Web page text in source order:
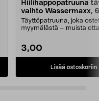
Hiilihappopatruuna
vaihto Wassermaxx,
Täyttöpatruuna, joka
myymälästä – muista
3,00
Lisää ostoskoriin